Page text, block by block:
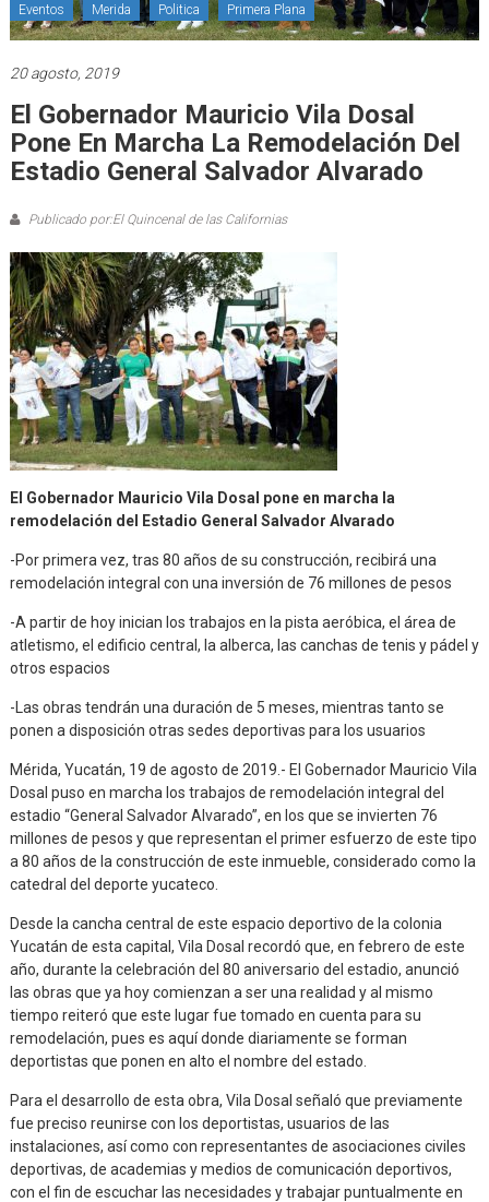
Eventos Merida Politica Primera Plana
20 agosto, 2019
El Gobernador Mauricio Vila Dosal
Pone En Marcha La Remodelación Del
Estadio General Salvador Alvarado
Publicado por:El Quincenal de las Californias
El Gobernador Mauricio Vila Dosal pone en marcha la
remodelación del Estadio General Salvador Alvarado
-Por primera vez, tras 80 años de su construcción, recibirá una
remodelación integral con una inversión de 76 millones de pesos
-A partir de hoy inician los trabajos en la pista aeróbica, el área de
atletismo, el edificio central, la alberca, las canchas de tenis y pádel y
otros espacios
-Las obras tendrán una duración de 5 meses, mientras tanto se
ponen a disposición otras sedes deportivas para los usuarios
Mérida, Yucatán, 19 de agosto de 2019.- El Gobernador Mauricio Vila
Dosal puso en marcha los trabajos de remodelación integral del
estadio “General Salvador Alvarado”, en los que se invierten 76
millones de pesos y que representan el primer esfuerzo de este tipo
a 80 años de la construcción de este inmueble, considerado como la
catedral del deporte yucateco.
Desde la cancha central de este espacio deportivo de la colonia
Yucatán de esta capital, Vila Dosal recordó que, en febrero de este
año, durante la celebración del 80 aniversario del estadio, anunció
las obras que ya hoy comienzan a ser una realidad y al mismo
tiempo reiteró que este lugar fue tomado en cuenta para su
remodelación, pues es aquí donde diariamente se forman
deportistas que ponen en alto el nombre del estado.
Para el desarrollo de esta obra, Vila Dosal señaló que previamente
fue preciso reunirse con los deportistas, usuarios de las
instalaciones, así como con representantes de asociaciones civiles
deportivas, de academias y medios de comunicación deportivos,
con el fin de escuchar las necesidades y trabajar puntualmente en